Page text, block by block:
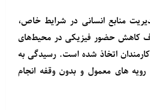
منابع انسانی در شرایط خاص،
کاهش حضور فیزیکی در محیط‌های
کارمندان اتخاذ شده است. رسیدگی به
های معمول و بدون وقفه انجام